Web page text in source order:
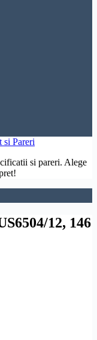
si Pareri
si pareri. Alege
12, 146